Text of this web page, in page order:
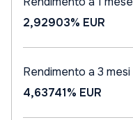
2,92903% EUR
Rendimento a 3 mesi
4,63741% EUR